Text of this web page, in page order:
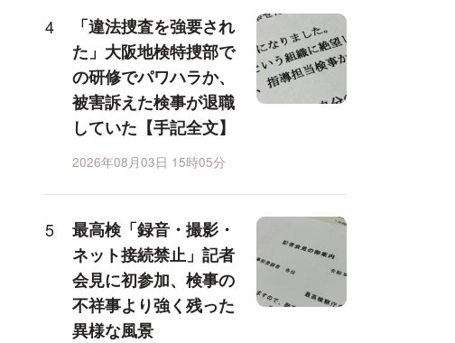
「違法捜査を強要され
た」大阪地検特捜部で
の研修でパワハラか、
被害訴えた検事が退職
していた【手記全文】
2026年08月03日 15時05分
最高検「録音・撮影・
ネット接続禁止」記者
会見に初参加、検事の
不祥事より強く残った
異様な風景